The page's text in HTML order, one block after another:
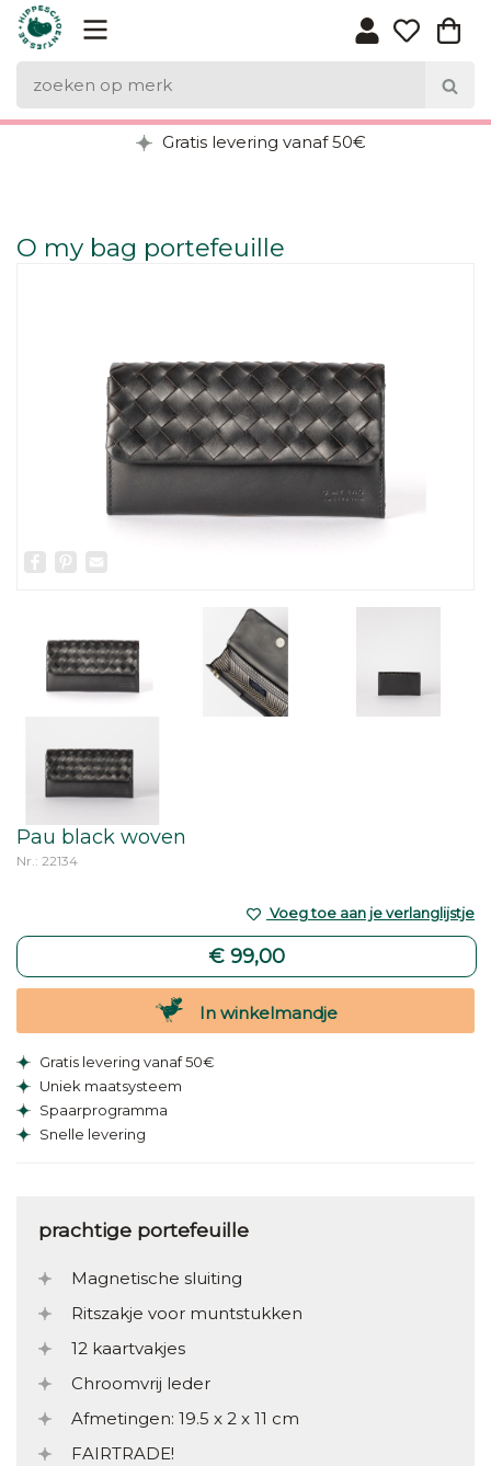
Gratis levering vanaf 50€
O my bag portefeuille
Facebook
Pinterest
Pau black woven
Nr.: 22134
€ 99,00
Voeg toe aan je verlanglijstje
In winkelmandje
Gratis levering vanaf 50€
Uniek maatsysteem
Spaarprogramma
Snelle levering
prachtige portefeuille
Magnetische sluiting
Ritszakje voor muntstukken
12 kaartvakjes
Chroomvrij leder
Afmetingen: 19.5 x 2 x 11 cm
FAIRTRADE!